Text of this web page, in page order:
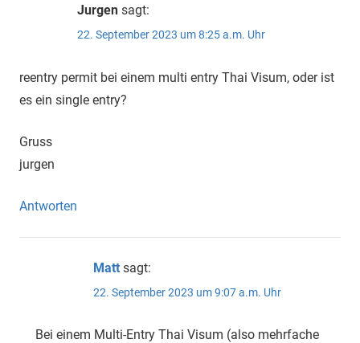
Jurgen sagt:
22. September 2023 um 8:25 a.m. Uhr
reentry permit bei einem multi entry Thai Visum, oder ist
es ein single entry?
Gruss
jurgen
Antworten
Matt sagt:
22. September 2023 um 9:07 a.m. Uhr
Bei einem Multi-Entry Thai Visum (also mehrfache